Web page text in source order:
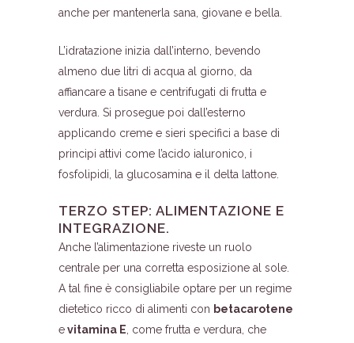
anche per mantenerla sana, giovane e bella.
L’idratazione inizia dall’interno, bevendo
almeno due litri di acqua al giorno, da
affiancare a tisane e centrifugati di frutta e
verdura. Si prosegue poi dall’esterno
applicando creme e sieri specifici a base di
principi attivi come l’acido ialuronico, i
fosfolipidi, la glucosamina e il delta lattone.
TERZO STEP: ALIMENTAZIONE E
INTEGRAZIONE.
Anche l’alimentazione riveste un ruolo
centrale per una corretta esposizione al sole.
A tal fine è consigliabile optare per un regime
dietetico ricco di alimenti con betacarotene
evitamina E , come frutta e verdura, che